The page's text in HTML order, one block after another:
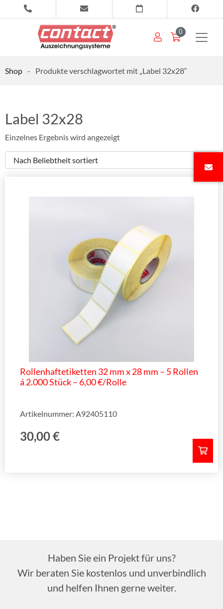
0
Shop - Produkte verschlagwortet mit „Label 32x28“
Label 32x28
Einzelnes Ergebnis wird angezeigt
Rollenhaftetiketten 32 mm x 28 mm – 5 Rollen
á 2.000 Stück – 6,00 €/Rolle
30,00€
Artikelnummer: A92405110
Haben Sie ein Projekt für uns?
Wir beraten Sie kostenlos und unverbindlich
und helfen Ihnen gerne weiter.